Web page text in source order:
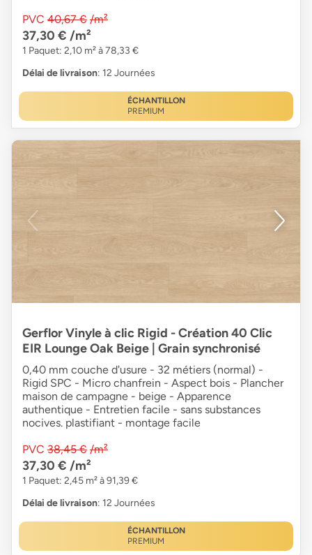
PVC 40,67 € /m²
37,30 € /m²
1 Paquet: 2,10 m² à 78,33 €
Délai de livraison: 12 Journées
ÉCHANTILLON
PREMIUM
Gerflor Vinyle à clic Rigid - Création 40 Clic
EIR Lounge Oak Beige | Grain synchronisé
0,40 mm couche d'usure - 32 métiers (normal) -
Rigid SPC - Micro chanfrein - Aspect bois - Plancher
maison de campagne - beige - Apparence
authentique - Entretien facile - sans substances
nocives. plastifiant - montage facile
PVC 38,45 € /m²
37,30 € /m²
1 Paquet: 2,45 m² à 91,39 €
Délai de livraison: 12 Journées
ÉCHANTILLON
PREMIUM